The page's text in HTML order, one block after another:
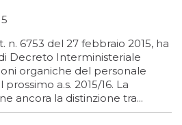
n. 6753 del 27 febbraio 2015, ha
Decreto Interministeriale
organiche del personale
a.s. 2015/16. La
ancora la distinzione tra...